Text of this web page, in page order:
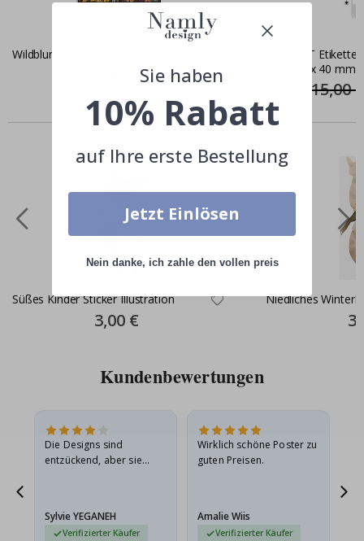
Wildblumenfeld Gemälde Poster
11,00 €
NIIMBOT
Serie 25 x 40
15,00
Ähnliche produkte
Süßes Kinder Sticker Illustration
Special
Price
3,00 €
Niedliches
Kundenbewertungen
Die Designs sind
entzückend, aber sie
sie…
Sylvie YEGANEH
Verifizierter Käufer
Wirklich schöne Poster zu
guten Preisen.
Amalie Wiis
Verifizierter Käufer
Sie haben
10% Rabatt
auf Ihre erste Bestellung
Jetzt Einlösen
Nein danke, ich zahle den vollen preis